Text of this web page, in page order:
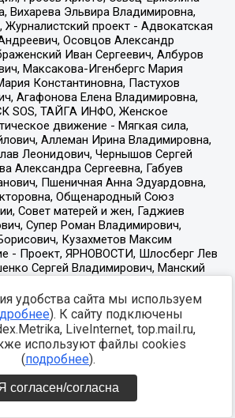
удобства сайта мы используем
). К сайту подключены
LiveInternet, top.mail.ru,
используют файлы cookies
(подробнее).
согласен/согласна